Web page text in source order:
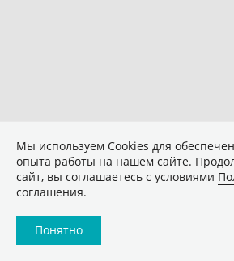
Мы используем Сookies для
опыта работы на нашем сайте.
сайт, вы соглашаетесь с условиями
соглашения.
Понятно